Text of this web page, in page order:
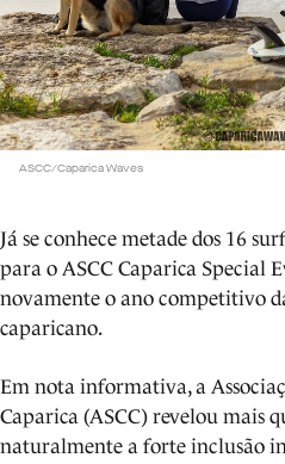
ASCC/Caparica Waves
Já se conhece metade dos 16
para o ASCC Caparica Special
novamente o ano competitivo
caparicano.
Em nota informativa, a
Caparica (ASCC) revelou mais
naturalmente a forte inclusão